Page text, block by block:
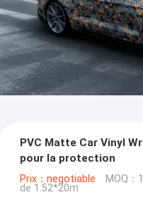
PVC Matte Car Vinyl
pour la protection
Prix：negotiable MOQ
de 1.52*20m